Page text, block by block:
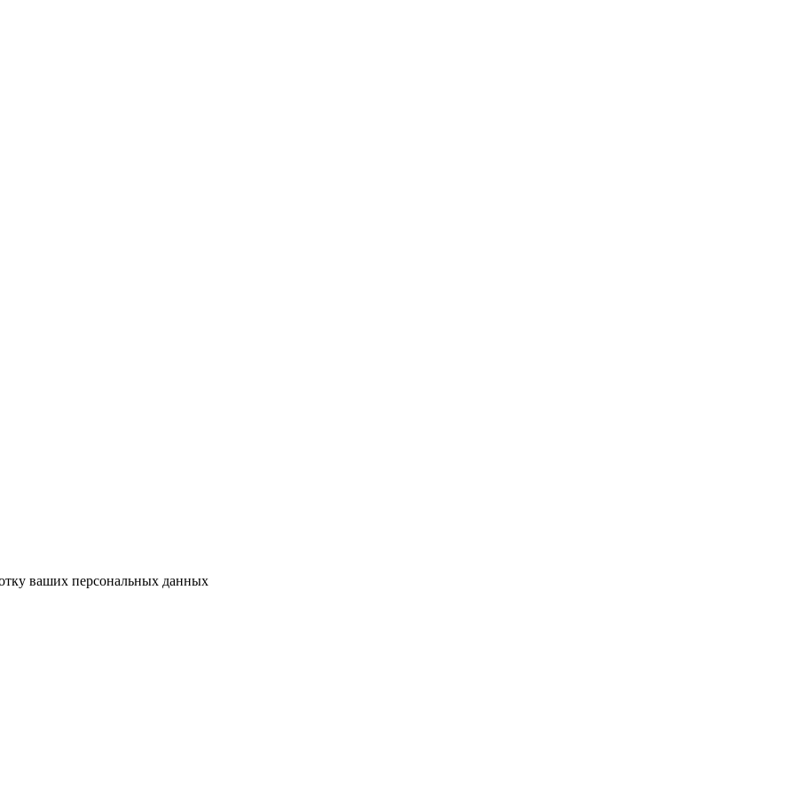
ваших персональных данных